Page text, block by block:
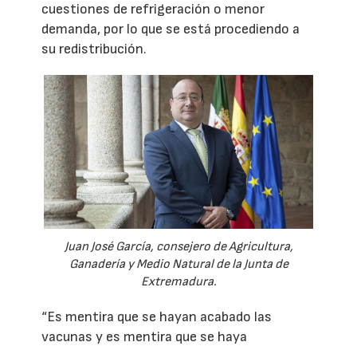
cuestiones de refrigeración o menor
demanda, por lo que se está procediendo a
su redistribución.
Juan José García, consejero de Agricultura,
Ganadería y Medio Natural de la Junta de
Extremadura.
“Es mentira que se hayan acabado las
vacunas y es mentira que se haya